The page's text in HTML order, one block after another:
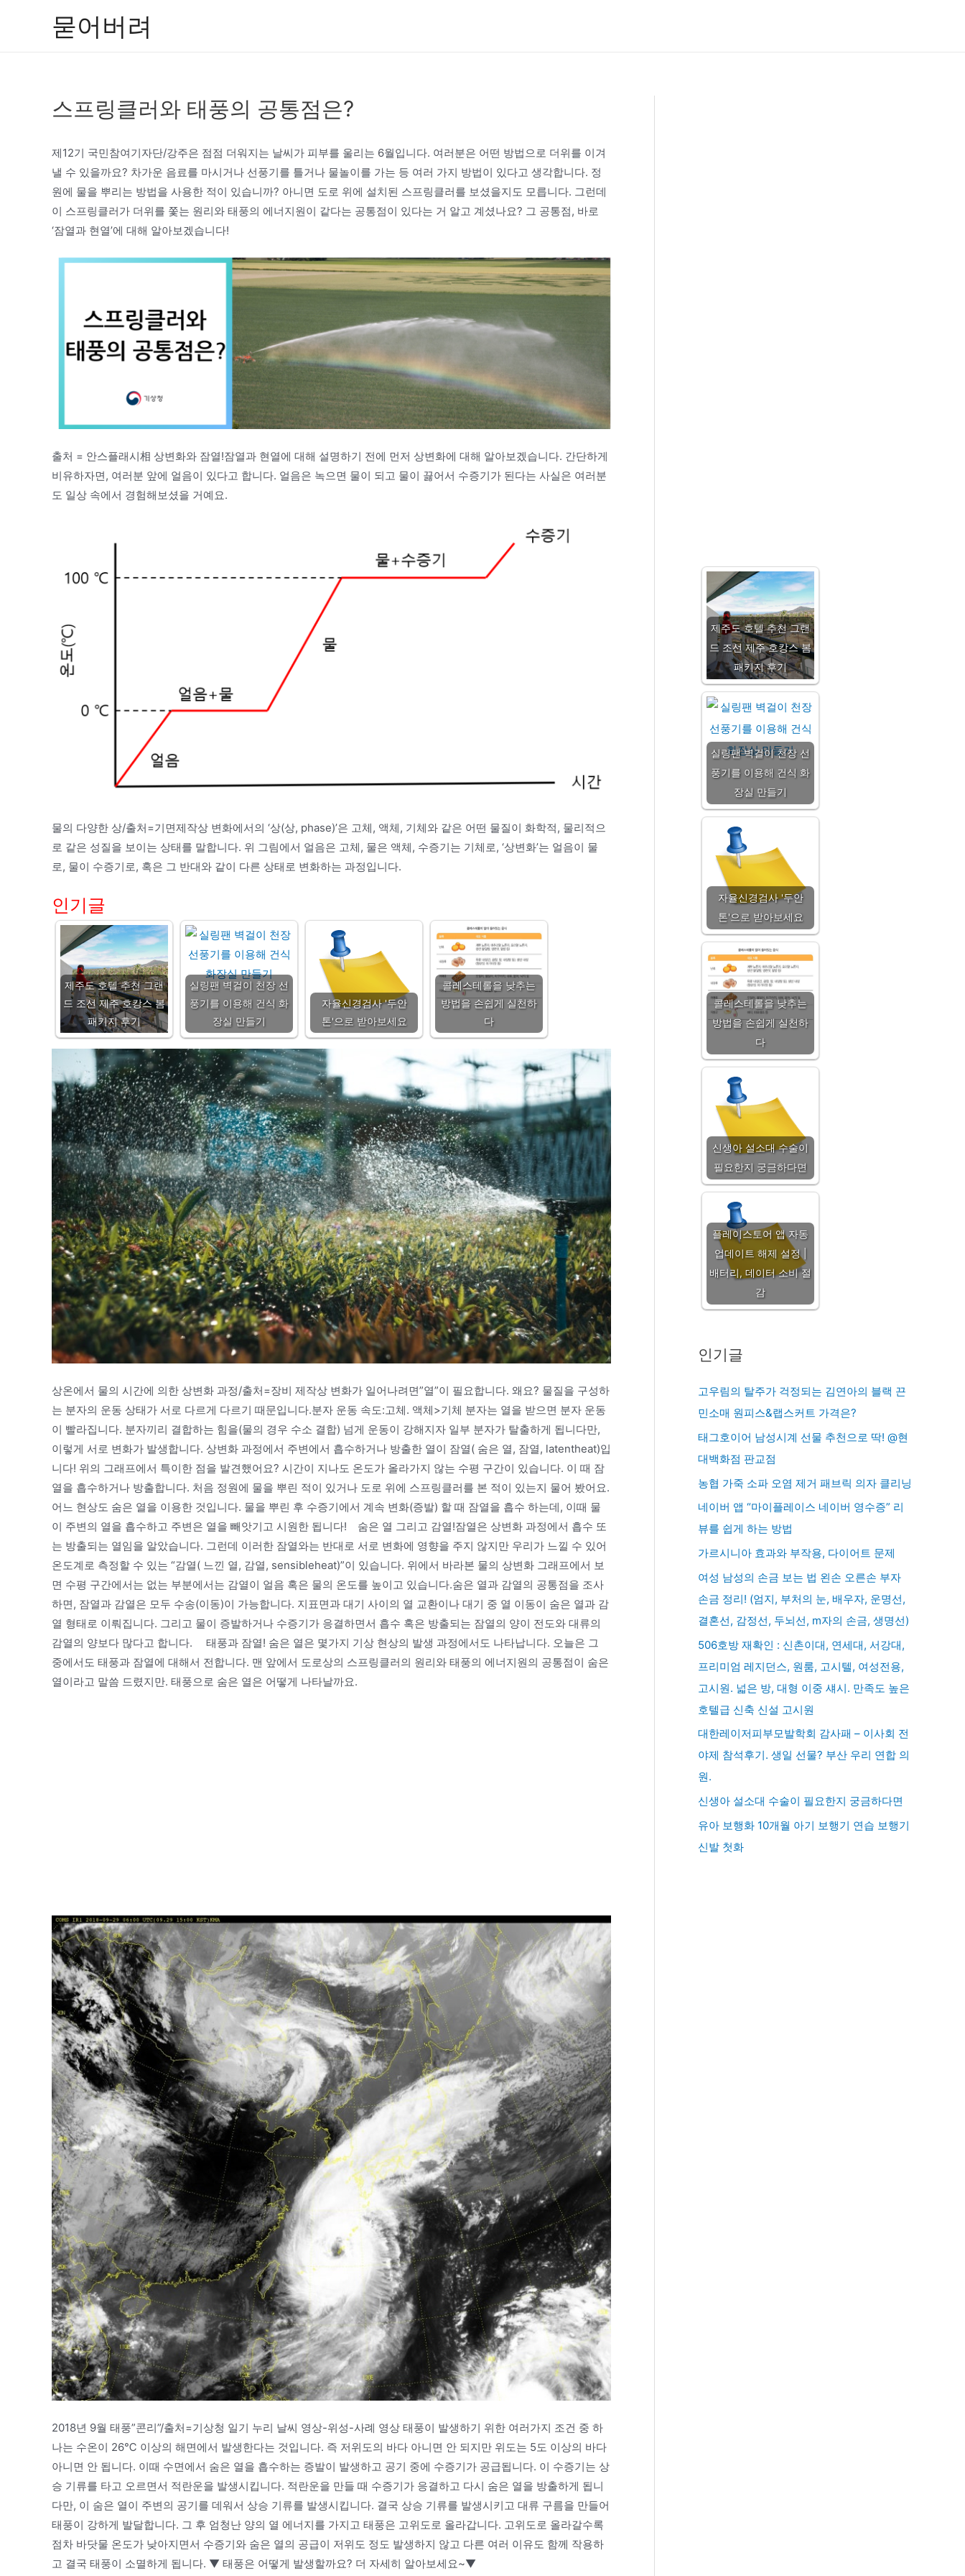
묻어버려
스프링클러와 태풍의 공통점은?
제12기 국민참여기자단/강주은 점점 더워지는 날씨가 피부를 울리는 6월입니다. 여러분은 어떤 방법으로 더위를 이겨
낼 수 있을까요? 차가운 음료를 마시거나 선풍기를 틀거나 물놀이를 가는 등 여러 가지 방법이 있다고 생각합니다. 정
원에 물을 뿌리는 방법을 사용한 적이 있습니까? 아니면 도로 위에 설치된 스프링클러를 보셨을지도 모릅니다. 그런데
이 스프링클러가 더위를 쫓는 원리와 태풍의 에너지원이 같다는 공통점이 있다는 거 알고 계셨나요? 그 공통점, 바로
‘잠열과 현열’에 대해 알아보겠습니다!
출처 = 안스플래시相 상변화와 잠열!잠열과 현열에 대해 설명하기 전에 먼저 상변화에 대해 알아보겠습니다. 간단하게
비유하자면, 여러분 앞에 얼음이 있다고 합니다. 얼음은 녹으면 물이 되고 물이 끓어서 수증기가 된다는 사실은 여러분
도 일상 속에서 경험해보셨을 거예요.
물의 다양한 상/출처=기면제작상 변화에서의 ‘상(상, phase)’은 고체, 액체, 기체와 같은 어떤 물질이 화학적, 물리적으
로 같은 성질을 보이는 상태를 말합니다. 위 그림에서 얼음은 고체, 물은 액체, 수증기는 기체로, ‘상변화’는 얼음이 물
로, 물이 수증기로, 혹은 그 반대와 같이 다른 상태로 변화하는 과정입니다.
인기글
제주도 호텔 추천 그랜
드 조선 제주 호캉스 봄
패키지 후기
실링팬 벽걸이 천장 선
풍기를 이용해 건식 화
장실 만들기
자율신경검사 '두안
톤'으로 받아보세요
콜레스테롤을 낮추는
방법을 손쉽게 실천하
다
상온에서 물의 시간에 의한 상변화 과정/출처=장비 제작상 변화가 일어나려면”열”이 필요합니다. 왜요? 물질을 구성하
는 분자의 운동 상태가 서로 다르게 다르기 때문입니다.분자 운동 속도:고체. 액체>기체 분자는 열을 받으면 분자 운동
이 빨라집니다. 분자끼리 결합하는 힘을(물의 경우 수소 결합) 넘게 운동이 강해지자 일부 분자가 탈출하게 됩니다만,
이렇게 서로 변화가 발생합니다. 상변화 과정에서 주변에서 흡수하거나 방출한 열이 잠열( 숨은 열, 잠열, latentheat)입
니다! 위의 그래프에서 특이한 점을 발견했어요? 시간이 지나도 온도가 올라가지 않는 수평 구간이 있습니다. 이 때 잠
열을 흡수하거나 방출합니다. 처음 정원에 물을 뿌린 적이 있거나 도로 위에 스프링클러를 본 적이 있는지 물어 봤어요.
어느 현상도 숨은 열을 이용한 것입니다. 물을 뿌린 후 수증기에서 계속 변화(증발) 할 때 잠열을 흡수 하는데, 이때 물
이 주변의 열을 흡수하고 주변은 열을 빼앗기고 시원한 됩니다!⠀ 숨은 열 그리고 감열!잠열은 상변화 과정에서 흡수 또
는 방출되는 열임을 알았습니다. 그런데 이러한 잠열와는 반대로 서로 변화에 영향을 주지 않지만 우리가 느낄 수 있어
온도계로 측정할 수 있는 “감열( 느낀 열, 감열, sensibleheat)”이 있습니다. 위에서 바라본 물의 상변화 그래프에서 보
면 수평 구간에서는 없는 부분에서는 감열이 얼음 혹은 물의 온도를 높이고 있습니다.숨은 열과 감열의 공통점을 조사
하면, 잠열과 감열은 모두 수송(이동)이 가능합니다. 지표면과 대기 사이의 열 교환이나 대기 중 열 이동이 숨은 열과 감
열 형태로 이뤄집니다. 그리고 물이 증발하거나 수증기가 응결하면서 흡수 혹은 방출되는 잠열의 양이 전도와 대류의
감열의 양보다 많다고 합니다. ⠀ 태풍과 잠열! 숨은 열은 몇가지 기상 현상의 발생 과정에서도 나타납니다. 오늘은 그
중에서도 태풍과 잠열에 대해서 전합니다. 맨 앞에서 도로상의 스프링클러의 원리와 태풍의 에너지원의 공통점이 숨은
열이라고 말씀 드렸지만. 태풍으로 숨은 열은 어떻게 나타날까요.
2018년 9월 태풍”콘리”/출처=기상청 일기 누리 날씨 영상-위성-사례 영상 태풍이 발생하기 위한 여러가지 조건 중 하
나는 수온이 26℃ 이상의 해면에서 발생한다는 것입니다. 즉 저위도의 바다 아니면 안 되지만 위도는 5도 이상의 바다
아니면 안 됩니다. 이때 수면에서 숨은 열을 흡수하는 증발이 발생하고 공기 중에 수증기가 공급됩니다. 이 수증기는 상
승 기류를 타고 오르면서 적란운을 발생시킵니다. 적란운을 만들 때 수증기가 응결하고 다시 숨은 열을 방출하게 됩니
다만, 이 숨은 열이 주변의 공기를 데워서 상승 기류를 발생시킵니다. 결국 상승 기류를 발생시키고 대류 구름을 만들어
태풍이 강하게 발달합니다. 그 후 엄청난 양의 열 에너지를 가지고 태풍은 고위도로 올라갑니다. 고위도로 올라갈수록
점차 바닷물 온도가 낮아지면서 수증기와 숨은 열의 공급이 저위도 정도 발생하지 않고 다른 여러 이유도 함께 작용하
고 결국 태풍이 소멸하게 됩니다. ▼ 태풍은 어떻게 발생할까요? 더 자세히 알아보세요~▼
제주도 호텔 추천 그랜
드 조선 제주 호캉스 봄
패키지 후기
실링팬 벽걸이 천장 선
풍기를 이용해 건식 화
장실 만들기
자율신경검사 '두안
톤'으로 받아보세요
콜레스테롤을 낮추는
방법을 손쉽게 실천하
다
신생아 설소대 수술이
필요한지 궁금하다면
플레이스토어 앱 자동
업데이트 해제 설정 |
배터리, 데이터 소비 절
감
인기글
고우림의 탈주가 걱정되는 김연아의 블랙 끈
민소매 원피스&랩스커트 가격은?
태그호이어 남성시계 선물 추천으로 딱! @현
대백화점 판교점
농협 가죽 소파 오염 제거 패브릭 의자 클리닝
네이버 앱 “마이플레이스 네이버 영수증” 리
뷰를 쉽게 하는 방법
가르시니아 효과와 부작용, 다이어트 문제
여성 남성의 손금 보는 법 왼손 오른손 부자
손금 정리! (엄지, 부처의 눈, 배우자, 운명선,
결혼선, 감정선, 두뇌선, m자의 손금, 생명선)
506호방 재확인 : 신촌이대, 연세대, 서강대,
프리미엄 레지던스, 원룸, 고시텔, 여성전용,
고시원. 넓은 방, 대형 이중 섀시. 만족도 높은
호텔급 신축 신설 고시원
대한레이저피부모발학회 감사패 – 이사회 전
야제 참석후기. 생일 선물? 부산 우리 연합 의
원.
신생아 설소대 수술이 필요한지 궁금하다면
유아 보행화 10개월 아기 보행기 연습 보행기
신발 첫화